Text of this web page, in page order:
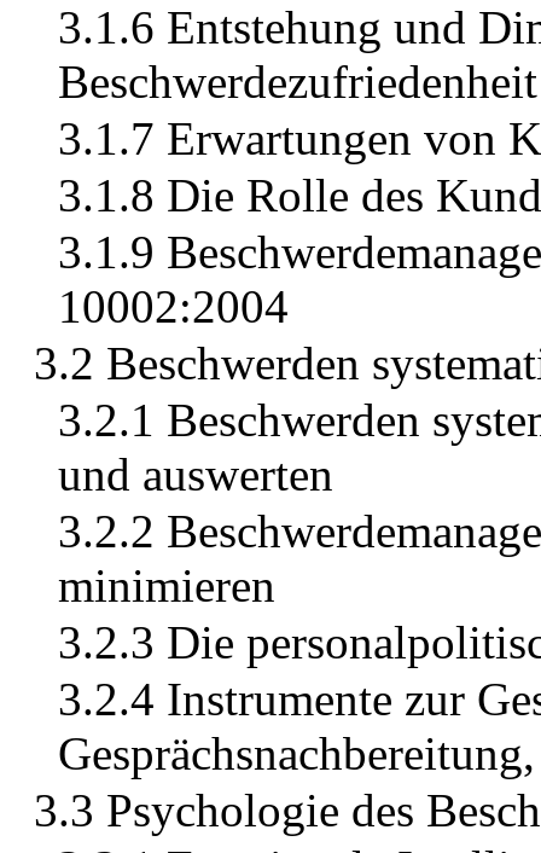
3.1.6 Entstehung und
Beschwerdezufriedenheit
3.1.7 Erwartungen von
3.1.8 Die Rolle des
3.1.9
10002:2004
3.2 Beschwerden
3.2.1 Beschwerden
und auswerten
3.2.2
minimieren
3.2.3 Die
3.2.4 Instrumente zur
3.3 Psychologie des